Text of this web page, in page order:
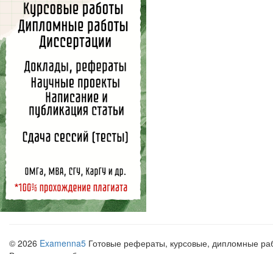
© 2026 Examenna5 Готовые рефераты, курсовые, дипломные